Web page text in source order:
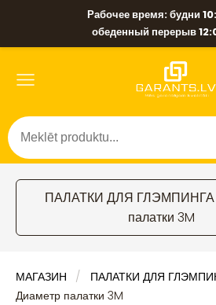
Рабочее время: будни
обеденный перерыв
ПАЛАТКИ ДЛЯ ГЛЭМПИНГА
палатки 3M
МАГАЗИН
ПАЛАТКИ ДЛЯ
Диаметр палатки 3M